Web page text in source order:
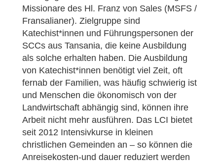
Missionare des Hl. Franz von Sales (MSFS /
Fransalianer). Zielgruppe sind
Katechist*innen und Führungspersonen der
SCCs aus Tansania, die keine Ausbildung
als solche erhalten haben. Die Ausbildung
von Katechist*innen benötigt viel Zeit, oft
fernab der Familien, was häufig schwierig ist
und Menschen die ökonomisch von der
Landwirtschaft abhängig sind, können ihre
Arbeit nicht mehr ausführen. Das LCI bietet
seit 2012 Intensivkurse in kleinen
christlichen Gemeinden an – so können die
Anreisekosten-und dauer reduziert werden